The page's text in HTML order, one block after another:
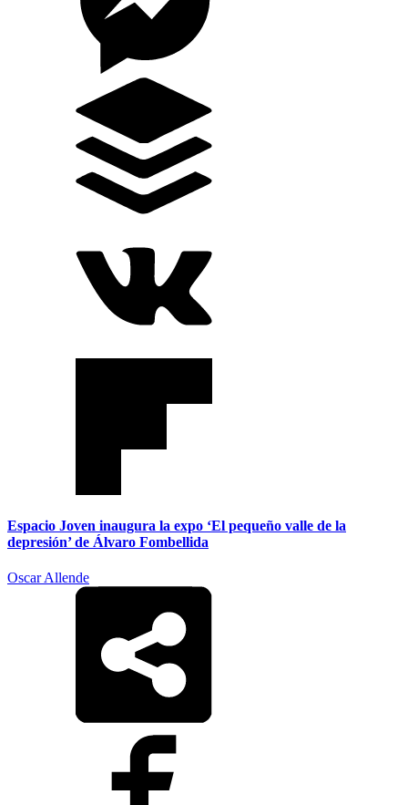
Espacio Joven inaugura la expo ‘El pequeño valle de la
depresión’ de Álvaro Fombellida
Oscar Allende